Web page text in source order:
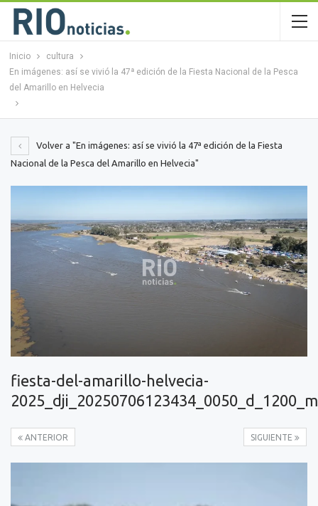
Inicio
cultura
En imágenes: así se vivió la 47ª edición de la Fiesta Nacional de la Pesca
del Amarillo en Helvecia
Volver a "En imágenes: así se vivió la 47ª edición de la Fiesta
Nacional de la Pesca del Amarillo en Helvecia"
fiesta-del-amarillo-helvecia-
SIGUIENTE
ANTERIOR